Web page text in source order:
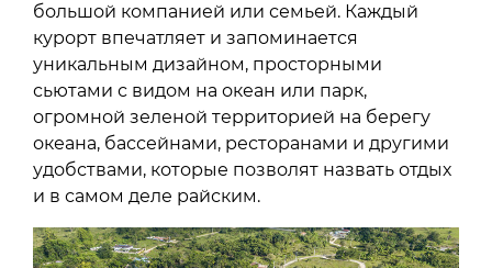
большой компанией или семьей. Каждый
курорт впечатляет и запоминается
уникальным дизайном, просторными
сьютами с видом на океан или парк,
огромной зеленой территорией на берегу
океана, бассейнами, ресторанами и другими
удобствами, которые позволят назвать отдых
и в самом деле райским.